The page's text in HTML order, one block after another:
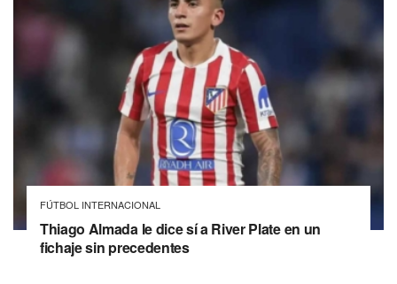
FÚTBOL INTERNACIONAL
Thiago Almada le dice sí a River Plate en un
fichaje sin precedentes